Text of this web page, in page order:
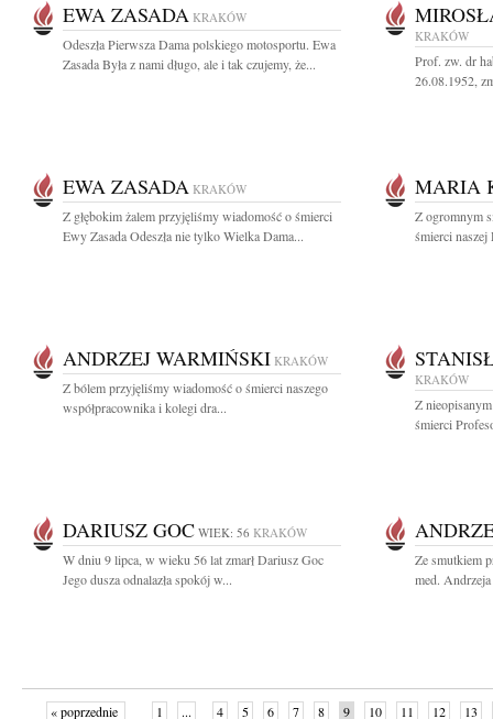
EWA ZASADA KRAKÓW
Odeszła Pierwsza Dama polskiego motosportu. Ewa
Zasada Była z nami długo, ale i tak czujemy, że...
KRAKÓW
Prof. zw. dr
26.08.1952,
EWA ZASADA KRAKÓW
Z głębokim żalem przyjęliśmy wiadomość o śmierci
Ewy Zasada Odeszła nie tylko Wielka Dama...
MARIA
Z ogromnym
śmierci
ANDRZEJ WARMIŃSKI KRAKÓW
Z bólem przyjęliśmy wiadomość o śmierci naszego
współpracownika i kolegi dra...
KRAKÓW
Z
śmierci
DARIUSZ GOC WIEK: 56 KRAKÓW
W dniu 9 lipca, w wieku 56 lat zmarł Dariusz Goc
Jego dusza odnalazła spokój w...
Ze smutkiem
med.
« poprzednie 1 ... 4 5 6 7 8 9 10 11 12 13